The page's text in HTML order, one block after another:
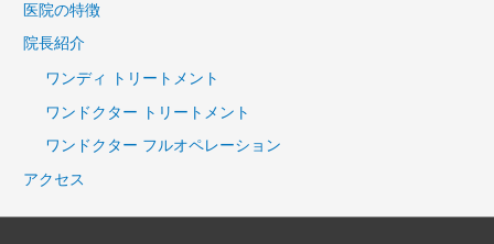
医院の特徴
院長紹介
ワンディ トリートメント
ワンドクター トリートメント
ワンドクター フルオペレーション
アクセス